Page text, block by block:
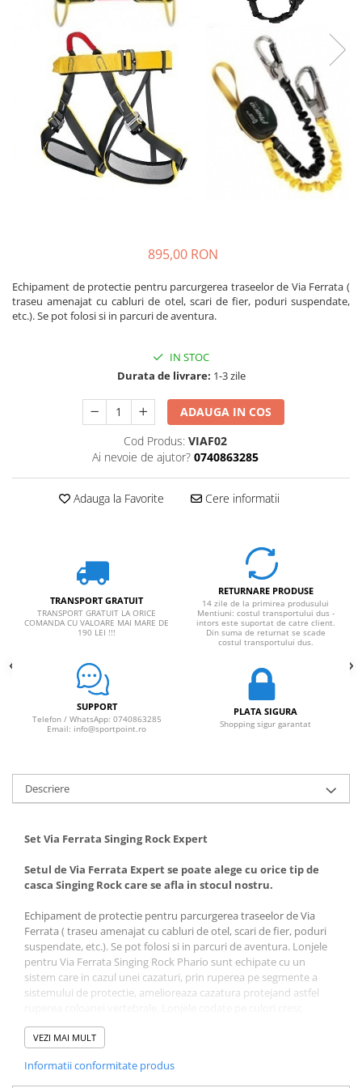
Slackline
Espadrile
Lopeti de zapada / avalansa
Bandane
Imbracaminte de corp
Jachete copii
895,00 RON
Echipament de protectie pentru parcurgerea traseelor de Via Ferrata (
traseu amenajat cu cabluri de otel, scari de fier, poduri suspendate,
etc.). Se pot folosi si in parcuri de aventura.
IN STOC
Durata de livrare: 1-3 zile
ADAUGA IN COS
Cod Produs: VIAF02
Ai nevoie de ajutor? 0740863285
Adauga la Favorite Cere informatii
TRANSPORT GRATUIT
TRANSPORT GRATUIT LA ORICE
COMANDA CU VALOARE MAI MARE DE
190 LEI !!!
RETURNARE PRODUSE
14 zile de la primirea produsului
Mentiuni: costul transportului dus -
intors este suportat de catre client.
Din suma de returnat se scade
costul transportului dus.
SUPPORT
Telefon / WhatsApp: 0740863285
Email: info@sportpoint.ro
PLATA SIGURA
Shopping sigur garantat
Descriere
Set Via Ferrata Singing Rock Expert
Setul de Via Ferrata Expert se poate alege cu orice tip de
casca Singing Rock care se afla in stocul nostru.
Echipament de protectie pentru parcurgerea traseelor de Via
Ferrata ( traseu amenajat cu cabluri de otel, scari de fier, poduri
suspendate, etc.). Se pot folosi si in parcuri de aventura. Lonjele
pentru Via Ferrata Singing Rock Phario sunt echipate cu un
sistem care in cazul unei cazaturi, prin ruperea pe segmente a
sistemului de protectie, amelioreaza cazatura protejand astfel
siguranta, indicatorul special pentru soc da informatie utila daca
o cazatura a deschis lonja si trebuie casata sau se poate utiliza în
unui anou ( bucla ) de 60 - 80 cm echipat cu o carabiniera, pentru
perioadele de pauza, fiindca nu este indicat in timpul pauzei
VEZI MAI MULT
Informatii conformitate produs